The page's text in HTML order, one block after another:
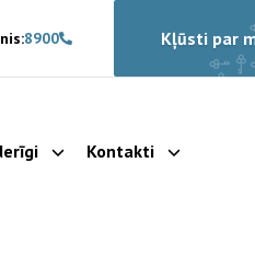
8900 Kļūsti par
Parādīt apakšizvēlni
Kontakti Parādīt